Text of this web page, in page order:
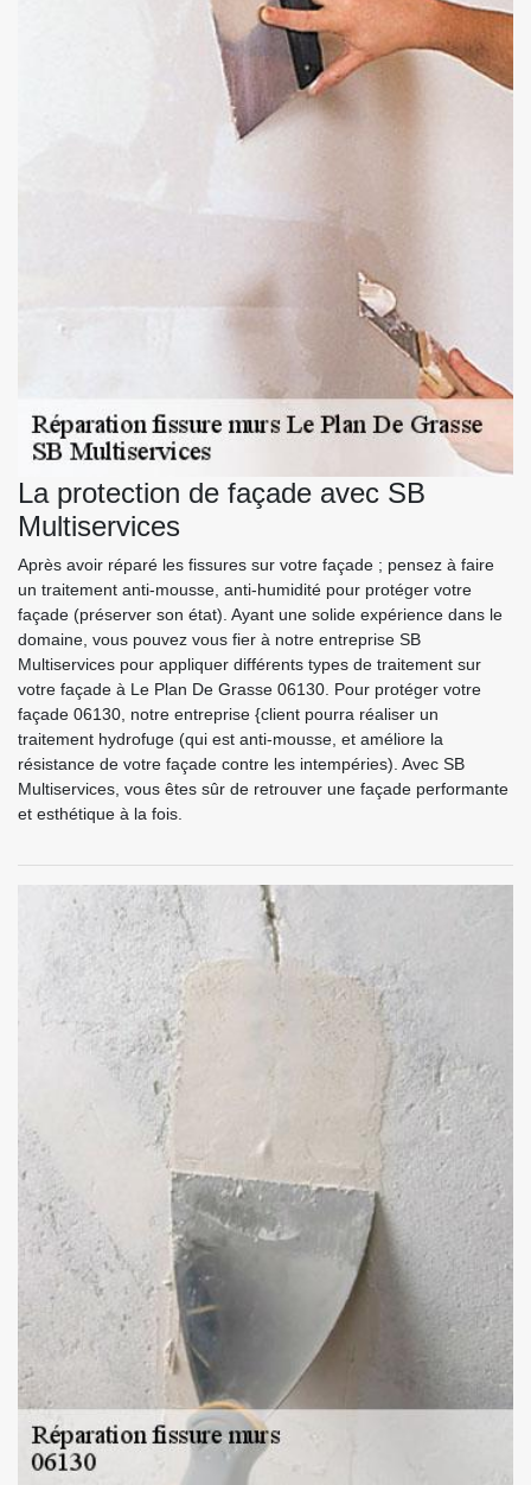
La protection de façade avec SB
Multiservices
Après avoir réparé les fissures sur votre façade ; pensez à faire
un traitement anti-mousse, anti-humidité pour protéger votre
façade (préserver son état). Ayant une solide expérience dans le
domaine, vous pouvez vous fier à notre entreprise SB
Multiservices pour appliquer différents types de traitement sur
votre façade à Le Plan De Grasse 06130. Pour protéger votre
façade 06130, notre entreprise {client pourra réaliser un
traitement hydrofuge (qui est anti-mousse, et améliore la
résistance de votre façade contre les intempéries). Avec SB
Multiservices, vous êtes sûr de retrouver une façade performante
et esthétique à la fois.